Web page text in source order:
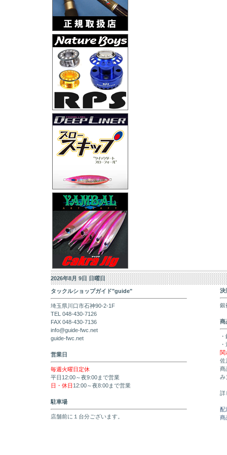
2026年8月 9日 日曜日
タックルショップガイド"guide"
埼玉県川口市石神90-2-1F
TEL 048-430-7126
FAX 048-430-7136
info@guide-fwc.net
guide-fwc.net
営業日
毎週火曜日定休
平日12:00～夜9:00まで営業
日・休日 12:00～夜8:00まで営業
駐車場
店舗前に１台分ございます。
決
銀
商
関
佐
商
み
詳
配
商